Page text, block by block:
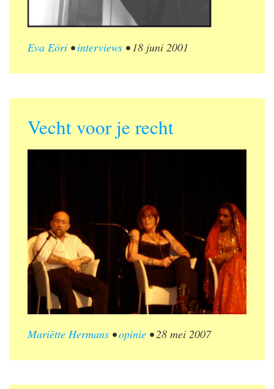
Eva Eöri •interviews •18 juni 2001
Vecht voor je recht
Mariëtte Hermans •opinie •28 mei 2007